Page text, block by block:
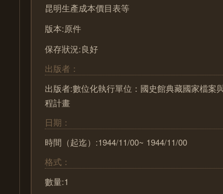
昆明生產成本價目表等
版本:原件
保存狀況:良好
出版者：
出版者:數位化執行單位：國史館典藏國家檔案
程計畫
日期：
時間（起迄）:1944/11/00~ 1944/11/00
格式：
數量:1